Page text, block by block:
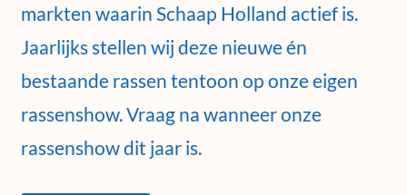
markten waarin Schaap Holland actief is.
Jaarlijks stellen wij deze nieuwe én
bestaande rassen tentoon op onze eigen
rassenshow. Vraag na wanneer onze
rassenshow dit jaar is.